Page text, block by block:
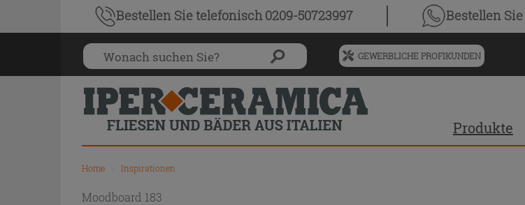
Bestellen Sietelefonisch 0209-50723997 Bestellen Sie
Menü
für
vorgeschlagenen
Siteinhalt
und
Suchprotokoll
GEWERBLICHE PROFIKUNDEN
Produkte
Home Inspirationen
Moodboard 183